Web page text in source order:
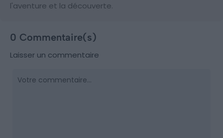
l'aventure et la découverte.
0 Commentaire(s)
Laisser un commentaire